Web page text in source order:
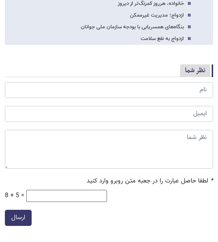
خانواده، هرروز کمرنگ‌تر از دیروز
ازدواج؛ مدیریت غیرممکن
بنگاه‌های همسریابی با بودجه سازمان ملی جوانان
ازدواج به نفع سلامت
نظر شما
* لطفا حاصل عبارت را در جعبه متن روبرو وارد کنید
8 + 5 =
ارسال